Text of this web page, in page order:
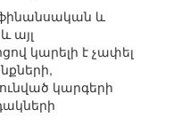
և
այլ
կարելի է չափել
կարգերի